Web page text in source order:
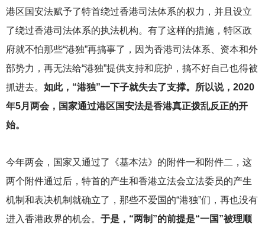
港区国安法赋予了特首绕过香港司法体系的权力，并且设立
了绕过香港司法体系的执法机构。有了这样的措施，特区政
府就不怕那些“港独”再搞事了，因为香港司法体系、资本和外
部势力，再无法给“港独”提供支持和庇护，搞不好自己也得被
抓进去。 如此，“港独”一下子就失去了支撑。所以说，2020
年5月两会，国家通过港区国安法是香港真正拨乱反正的开
始。
今年两会，国家又通过了《基本法》的附件一和附件二，这
两个附件通过后，特首的产生和香港立法会立法委员的产生
机制和表决机制就确立了，那些不爱国的“港独”们，再也没有
进入香港政界的机会。 于是，“两制”的前提是“一国”被理顺